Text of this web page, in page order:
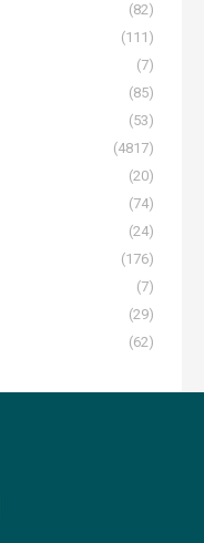
(82)
(111)
(7)
(85)
(53)
(4817)
(20)
(74)
(24)
(176)
(7)
(29)
(62)